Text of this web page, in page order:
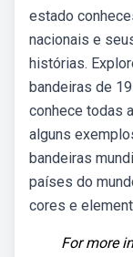
estado
nacionais e
histórias.
bandeiras de
conhece todas
alguns
bandeiras
países do
cores e
For more